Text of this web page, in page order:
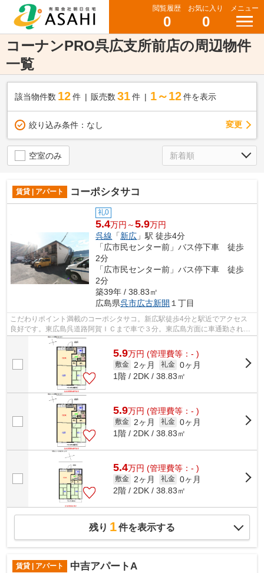
閲覧履歴
0
お気に入り
0
メニュー
コーナンPRO呉広支所前店の周辺物件
一覧
該当物件数 12件 販売数 31 件 1～12 件を表示
絞り込み条件： なし 変更
空室のみ
賃貸 | アパート コーポシタサコ
礼0
5.4万円～5.9万円
呉線 「新広 」駅 徒歩4分
「広市民センター前」バス停下車 徒歩
2分
「広市民センター前」バス停下車 徒歩
2分
築39年 / 38.83㎡
広島県呉市広古新開 １丁目
こだわりポイント満載のコーポシタサコ。新広駅徒歩4分と駅近でアクセス
良好です。東広島呉道路阿賀ＩＣまで車で３分。東広島方面に車通勤される
方にもオススメです。通信速度が速く...
5.9万円 (管理費等：- )
敷金 2ヶ月 礼金 0ヶ月
1階 / 2DK / 38.83㎡
5.9万円 (管理費等：- )
敷金 2ヶ月 礼金 0ヶ月
1階 / 2DK / 38.83㎡
5.4万円 (管理費等：- )
敷金 2ヶ月 礼金 0ヶ月
2階 / 2DK / 38.83㎡
残り 1件を表示する
賃貸 | アパート 中吉アパートA